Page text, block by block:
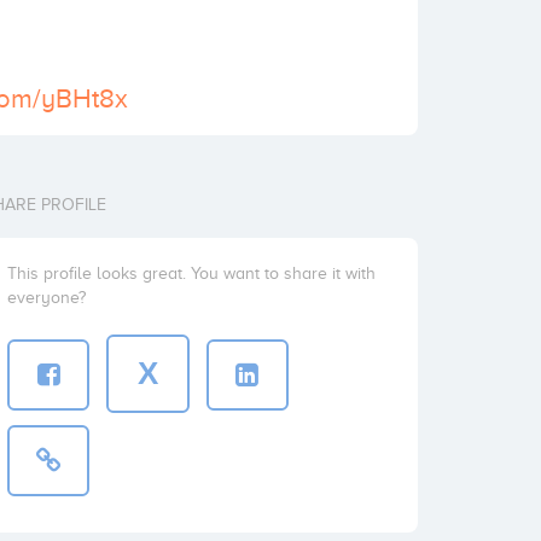
yBHt8x
PROFILE
This profile looks great. You want to share it with
everyone?
X